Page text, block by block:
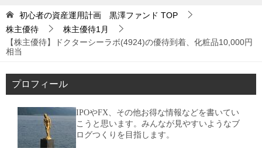
初心者の資産運用計画 黒澤ファンド TOP
株主優待
株主優待1月
【株主優待】ドクターシーラボ(4924)の優待到着、化粧品10,000円
相当
プロフィール
IPOやFX、その他お得な情報などを書いてい
こうと思います。みんなが見やすいようなブ
ログつくりを目指します。